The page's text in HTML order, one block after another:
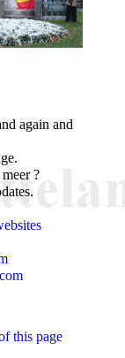
again and
?
this page